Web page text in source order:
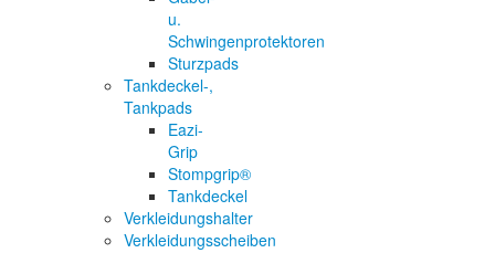
u.
Schwingenprotektoren
Sturzpads
Tankdeckel-,
Tankpads
Eazi-
Grip
Stompgrip®
Tankdeckel
Verkleidungshalter
Verkleidungsscheiben